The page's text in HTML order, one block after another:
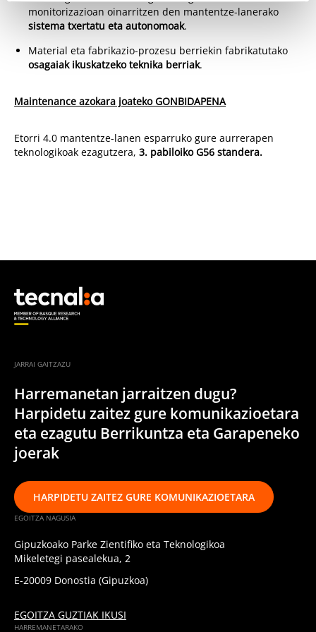
monitorizazioan oinarritzen den mantentze-lanerako
sistema txertatu eta autonomoak.
Material eta fabrikazio-prozesu berriekin fabrikatutako
osagaiak ikuskatzeko teknika berriak.
Maintenance azokara joateko GONBIDAPENA
Etorri 4.0 mantentze-lanen esparruko gure aurrerapen
teknologikoak ezagutzera,3. pabiloiko G56 standera.
JARRAI GAITZAZU
Harremanetan jarraitzen dugu?
Harpidetu zaitez gure komunikazioetara
eta ezagutu Berrikuntza eta Garapeneko
joerak
HARPIDETU ZAITEZ GURE KOMUNIKAZIOETARA
EGOITZA NAGUSIA
Gipuzkoako Parke Zientifiko eta Teknologikoa
Mikeletegi pasealekua, 2
E-20009 Donostia (Gipuzkoa)
EGOITZA GUZTIAK IKUSI
HARREMANETARAKO